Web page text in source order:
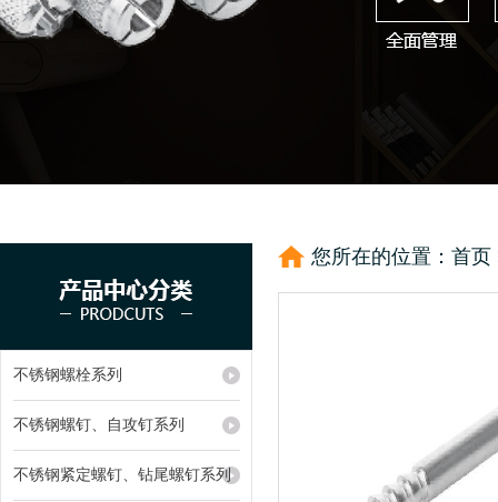
不锈钢螺栓系列
不锈钢螺钉、自攻钉系列
不锈钢紧定螺钉、钻尾螺钉系列
您所在的位置： 首页